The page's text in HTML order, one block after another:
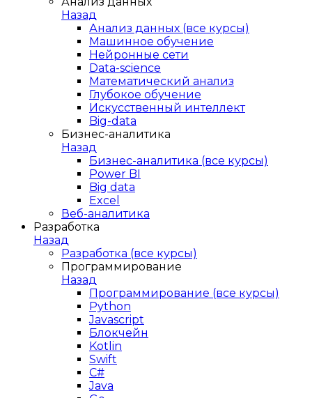
Назад
Анализ данных (все курсы)
Машинное обучение
Нейронные сети
Data-science
Математический анализ
Глубокое обучение
Искусственный интеллект
Big-data
Бизнес-аналитика
Назад
Бизнес-аналитика (все курсы)
Power BI
Big data
Excel
Веб-аналитика
Разработка
Назад
Разработка (все курсы)
Программирование
Назад
Программирование (все курсы)
Python
Javascript
Блокчейн
Kotlin
Swift
C#
Java